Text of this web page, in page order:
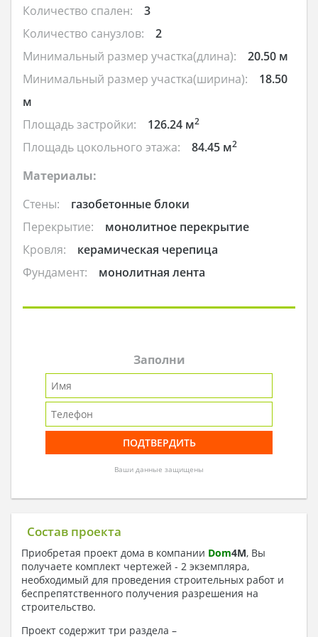
Количество спален:
3
Количество санузлов:
2
Минимальный размер участка(длина):
20.50 м
Минимальный размер участка(ширина):
18.50
м
Площадь застройки:
126.24 м2
Площадь цокольного этажа: 84.45 м2
Материалы:
Стены:
газобетонные блоки
Перекрытие:
монолитное перекрытие
Кровля:
керамическая черепица
Фундамент:
монолитная лента
Заполни
Ваши данные защищены
Состав проекта
Приобретая проект дома в компании Dom4M, Вы
получаете комплект чертежей - 2 экземпляра,
необходимый для проведения строительных работ и
беспрепятственного получения разрешения на
строительство.
Проект содержит три раздела –